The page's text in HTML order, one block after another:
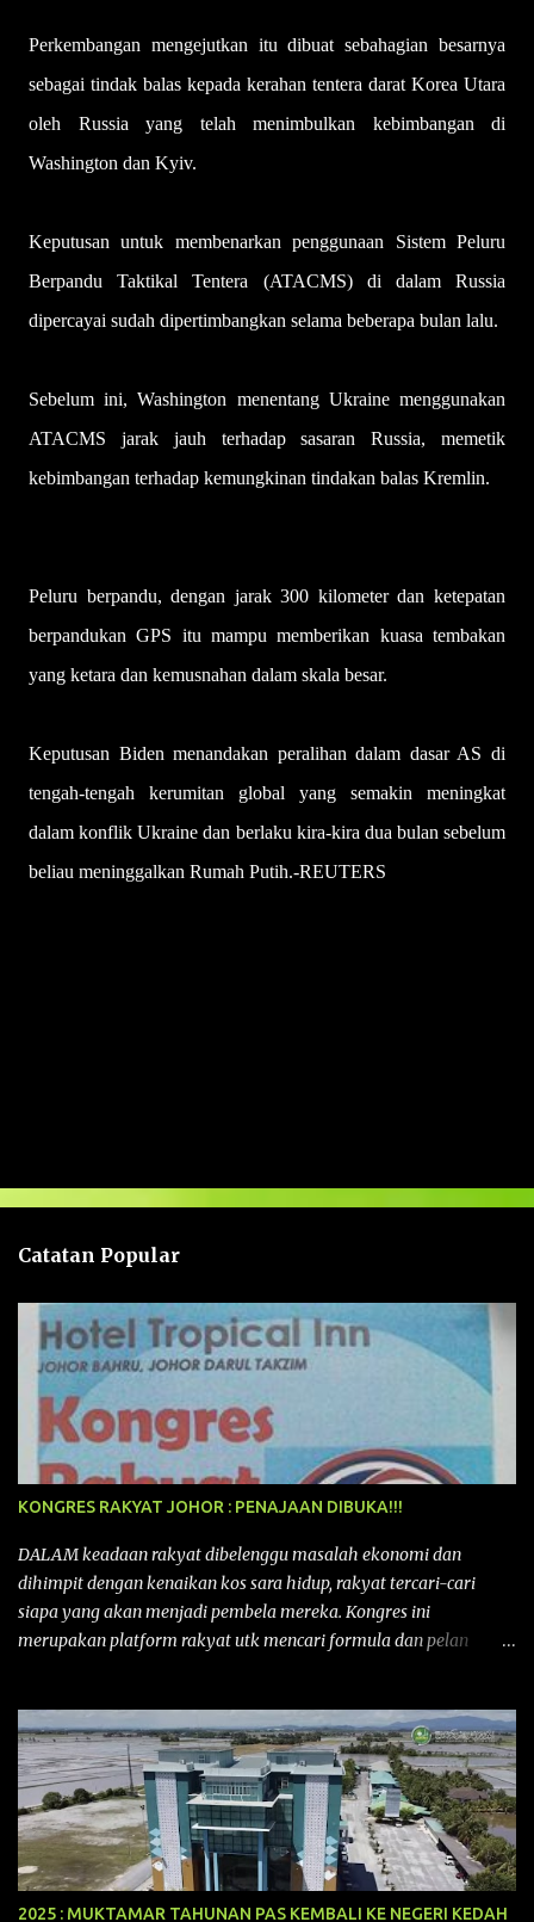
Perkembangan mengejutkan itu dibuat sebahagian besarnya
sebagai tindak balas kepada kerahan tentera darat Korea Utara
oleh Russia yang telah menimbulkan kebimbangan di
Washington dan Kyiv.
Keputusan untuk membenarkan penggunaan Sistem Peluru
Berpandu Taktikal Tentera (ATACMS) di dalam Russia
dipercayai sudah dipertimbangkan selama beberapa bulan lalu.
Sebelum ini, Washington menentang Ukraine menggunakan
ATACMS jarak jauh terhadap sasaran Russia, memetik
kebimbangan terhadap kemungkinan tindakan balas Kremlin.
Peluru berpandu, dengan jarak 300 kilometer dan ketepatan
berpandukan GPS itu mampu memberikan kuasa tembakan
yang ketara dan kemusnahan dalam skala besar.
Keputusan Biden menandakan peralihan dalam dasar AS di
tengah-tengah kerumitan global yang semakin meningkat
dalam konflik Ukraine dan berlaku kira-kira dua bulan sebelum
beliau meninggalkan Rumah Putih.-REUTERS
a
n
Catatan Popular
KONGRES RAKYAT JOHOR : PENAJAAN DIBUKA!!!
DALAM keadaan rakyat dibelenggu masalah ekonomi dan
dihimpit dengan kenaikan kos sara hidup, rakyat tercari-cari
siapa yang akan menjadi pembela mereka. Kongres ini
merupakan platform rakyat utk mencari formula dan pelan
pertama yang telah diadakan pada 12 September 2015 di Shah
Alam, Selangor, di peringkat kebangsaan dengan tema
“MEMBINA MALAYSIA SEJAHTERA”, Kongre s Rakyat di
peringkat negeri-negeri mula diadakan. Isu-isu rakyat yang telah
ditimbulkan di peringkat kebangsaan termasuklah isu-isu
ekonomi, sosial, pendidikan, pengurusan sumber, kesihatan,
budaya, pembangunan bandar dan desa, kos dan kualiti hidup
2025 : MUKTAMAR TAHUNAN PAS KEMBALI KE NEGERI KEDAH